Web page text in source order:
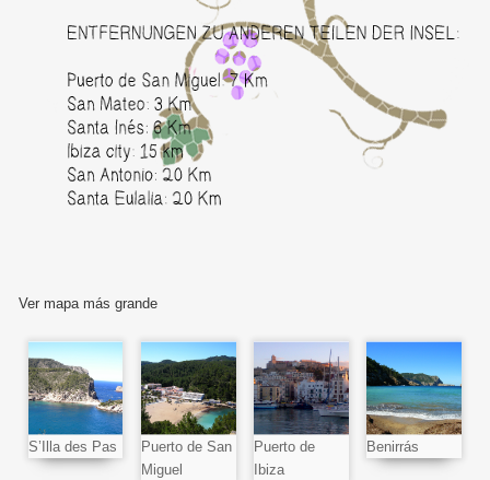
Ver mapa más grande
S’Illa des Pas
Puerto de San
Miguel
Puerto de
Ibiza
Benirrás